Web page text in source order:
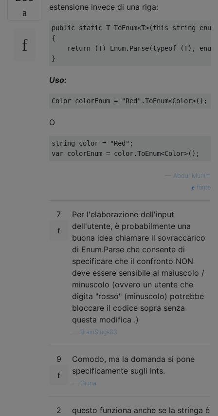
estensione invece di una riga:
public static T ToEnum<T>(this string
{
return
(T) Enum. Parse(typeof (T),
}
Uso:
Color colorEnum = "Red" .ToEnum<Color>();
O
string color = "Red" ;
var colorEnum = color.ToEnum<Color>();
Abdul Munim
fonte
7
Per l'elaborazione dell'input
dell'utente, è probabilmente una
buona idea chiamare il sovraccarico
di Enum.Parse che consente di
specificare che il confronto NON
deve essere sensibile al maiuscolo /
minuscolo (ovvero un utente che
digita "rosso" (minuscolo) potrebbe
bloccare il codice sopra senza
questa modifica .)
BrainSlugs83
9
Comodo, ma la domanda si pone
specificamente sugli ints.
Giuria
2
questo funziona anche se la stringa è